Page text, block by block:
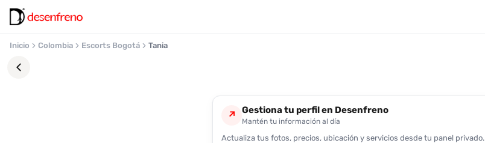
Inicio Colombia Escorts Bogotá Tania
↗ Gestiona tu perfil en Desenfreno
Mantén tu información al día
Actualiza tus fotos, precios, ubicación y servicios desde tu panel privado.